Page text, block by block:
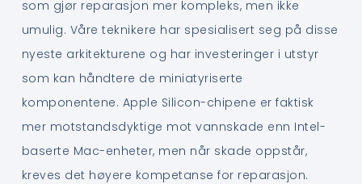
som gjør reparasjon mer kompleks, men ikke
umulig. Våre teknikere har spesialisert seg på disse
nyeste arkitekturene og har investeringer i utstyr
som kan håndtere de miniatyriserte
komponentene. Apple Silicon-chipene er faktisk
mer motstandsdyktige mot vannskade enn Intel-
baserte Mac-enheter, men når skade oppstår,
kreves det høyere kompetanse for reparasjon.